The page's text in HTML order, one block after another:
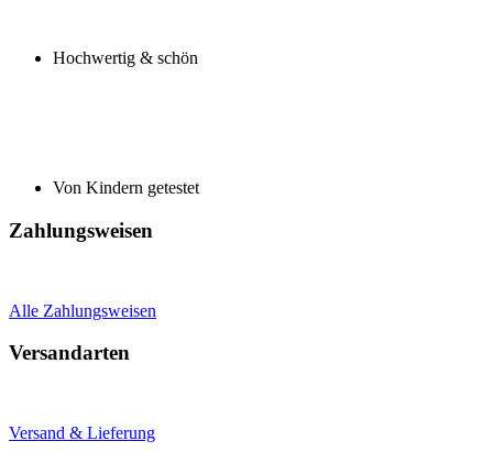
Hochwertig & schön
Von Kindern getestet
Zahlungsweisen
Alle Zahlungsweisen
Versandarten
Versand & Lieferung